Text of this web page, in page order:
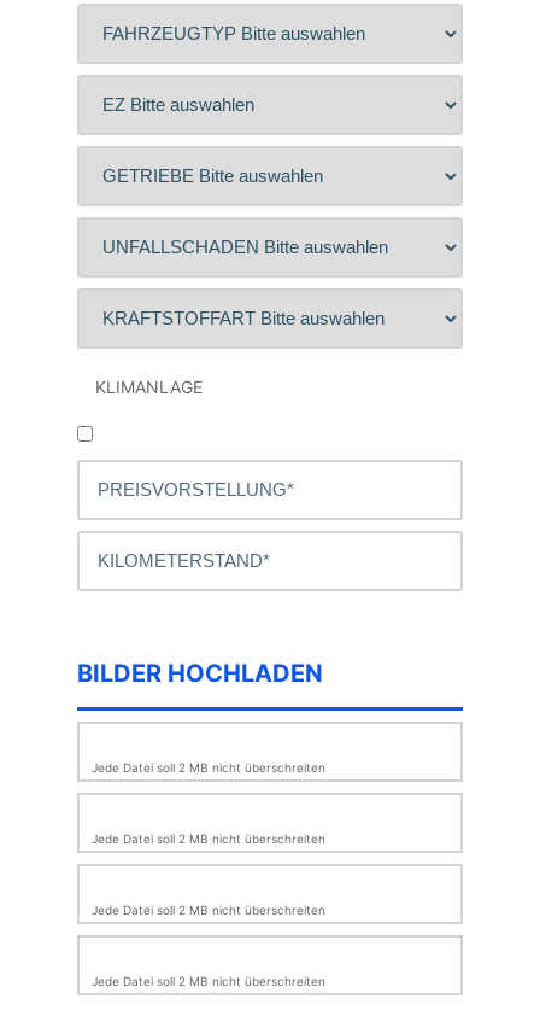
KLIMANLAGE
BILDER HOCHLADEN
Jede Datei soll 2 MB nicht überschreiten
Jede Datei soll 2 MB nicht überschreiten
Jede Datei soll 2 MB nicht überschreiten
Jede Datei soll 2 MB nicht überschreiten